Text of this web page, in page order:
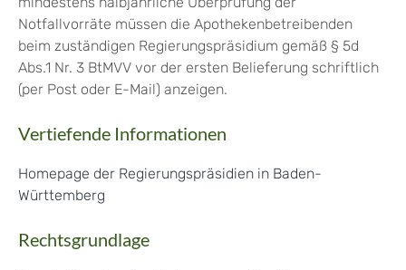
Notfallvorräte müssen die Apothekenbetreibenden
beim zuständigen Regierungspräsidium gemäß § 5d
Abs.1 Nr. 3 BtMVV vor der ersten Belieferung schriftlich
(per Post oder E-Mail) anzeigen.
Vertiefende Informationen
Homepage der Regierungspräsidien in Baden-
Württemberg
Rechtsgrundlage